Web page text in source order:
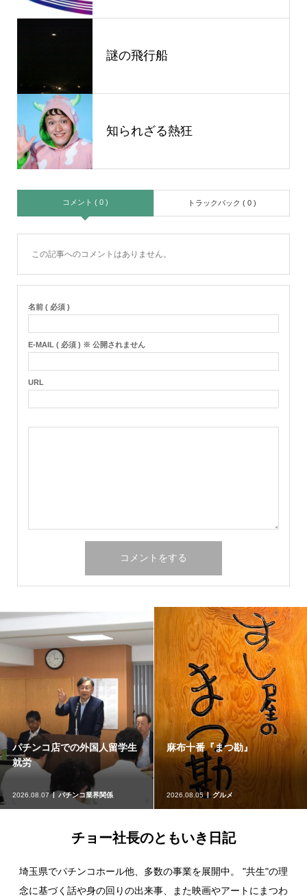
謎の飛行船
知られざる熱狂
コメント ( 0 ) トラックバック ( 0 )
この記事へのコメントはありません。
名前 ( 必須 )
E-MAIL ( 必須 ) ※ 公開されません
URL
番『まつ勘』
グルメ
映画『ルートヴィヒ』
2026.08.05 映画、ドラマ
き
チョー社長のともいき日記
埼玉県でパチンコホール他、多数の事業を展開中。 "共生"の理
念に基づく話や身の回りの出来事、また映画やアートにまつわ